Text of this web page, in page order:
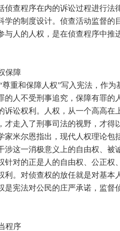
侦查程序在内的诉讼过程进行法
学的制度设计。侦查活动监督的
与人的人权，是在侦查程序中推
保障
和保障人权”写入宪法，作为
的人不受刑事追究，保障有罪的
诉讼权利。人权，从一个高高在
才走入了刑事司法的视野，才得
家米尔恩指出，现代人权理论包
涉这一消极意义上的自由权、被
针对的正是人的自由权、公正权
利。对侦查权的放任就是对基本
是宪法对公民的庄严承诺，监督
程序